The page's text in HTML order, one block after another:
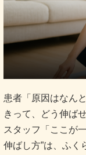
患者「原因はなん
きって、どう伸ば
スタッフ「ここが
伸ばし方”は、ふく